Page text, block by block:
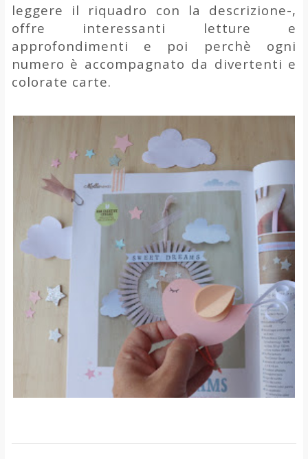
leggere il riquadro con la descrizione-,
offre interessanti letture e
approfondimenti e poi perchè ogni
numero è accompagnato da divertenti e
colorate carte.